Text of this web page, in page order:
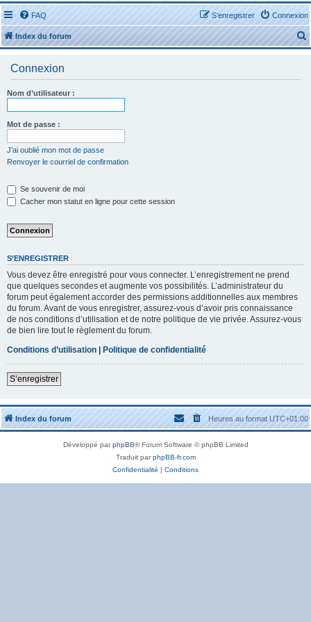
FAQ Connexion
S’enregistrer
Index du forum
e
Connexion
Nom d’utilisateur :
Mot de passe :
J’ai oublié mon mot de passe
Renvoyer le courriel de confirmation
Se souvenir de moi
Cacher mon statut en ligne pour cette session
S’ENREGISTRER
Vous devez être enregistré pour vous connecter. L’enregistrement ne prend
que quelques secondes et augmente vos possibilités. L’administrateur du
forum peut également accorder des permissions additionnelles aux membres
du forum. Avant de vous enregistrer, assurez-vous d’avoir pris connaissance
de nos conditions d’utilisation et de notre politique de vie privée. Assurez-vous
de bien lire tout le règlement du forum.
Conditions d’utilisation | Politique de confidentialité
S’enregistrer
Index du forum Heures au formatUTC+01:00
Développé parphpBB® Forum Software © phpBB Limited
Traduit parphpBB-fr.com
Confidentialité | Conditions